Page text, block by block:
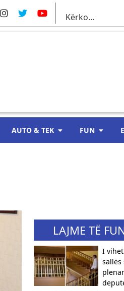
AUTO & TEK FUN
LAJME TË
I
sallës